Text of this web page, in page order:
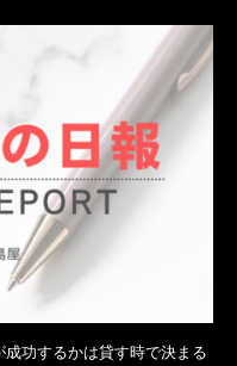
功するかは貸す時で決まる